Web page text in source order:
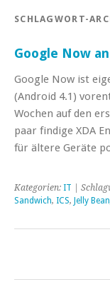
SCHLAGWORT-
Google Now
Google Now ist
(Android 4.1)
Wochen auf den
paar findige XDA
für ältere Geräte
Kategorien: IT |
Sandwich, ICS, Jelly Bean